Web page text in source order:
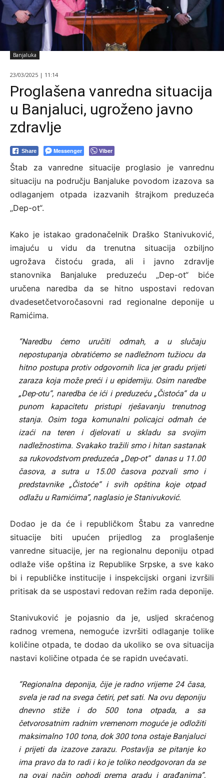
Banjaluka
23/03/2025 | 11:14
Proglašena vanredna situacija
u Banjaluci, ugroženo javno
zdravlje
Share Messenger Viber
Štab za vanredne situacije proglasio je vanrednu
situaciju na području Banjaluke povodom izazova sa
odlaganjem otpada izazvanih štrajkom preduzeća
„Dep-ot“.
Kako je istakao gradonačelnik Draško Stanivuković,
imajuću u vidu da trenutna situacija ozbiljno
ugrožava čistoću grada, ali i javno zdravlje
stanovnika Banjaluke preduzeću „Dep-ot“ biće
uručena naredba da se hitno uspostavi redovan
dvadesetčetvoročasovni rad regionalne deponije u
Ramićima.
“Naredbu ćemo uručiti odmah, a u slučaju
nepostupanja obratićemo se nadležnom tužiocu da
hitno postupa protiv odgovornih lica jer gradu prijeti
zaraza koja može preći i u epidemiju. Osim naredbe
„Dep-otu“, naredba će ići i preduzeću „Čistoća“ da u
punom kapacitetu pristupi rješavanju trenutnog
stanja. Osim toga komunalni policajci odmah će
izaći na teren i djelovati u skladu sa svojim
nadležnostima. Svakako tražili smo i hitan sastanak
sa rukovodstvom preduzeća „Dep-ot“ danas u 11.00
časova, a sutra u 15.00 časova pozvali smo i
predstavnike „Čistoće“ i svih opština koje otpad
odlažu u Ramićima”, naglasio je Stanivuković.
Dodao je da će i republičkom Štabu za vanredne
situacije biti upućen prijedlog za proglašenje
vanredne situacije, jer na regionalnu deponiju otpad
odlaže više opština iz Republike Srpske, a sve kako
bi i republičke institucije i inspekcijski organi izvršili
pritisak da se uspostavi redovan režim rada deponije.
Stanivuković je pojasnio da je, usljed skraćenog
radnog vremena, nemoguće izvršiti odlaganje tolike
količine otpada, te dodao da ukoliko se ova situacija
nastavi količine otpada će se rapidn uvećavati.
“Regionalna deponija, čije je radno vrijeme 24 časa,
svela je rad na svega četiri, pet sati. Na ovu deponiju
dnevno stiže i do 500 tona otpada, a sa
četvorosatnim radnim vremenom moguće je odložiti
maksimalno 100 tona, dok 300 tona ostaje Banjaluci
i prijeti da izazove zarazu. Postavlja se pitanje ko
ima pravo da to radi i ko je toliko neodgovoran da se
na ovaj način ophodi prema gradu i građanima”,